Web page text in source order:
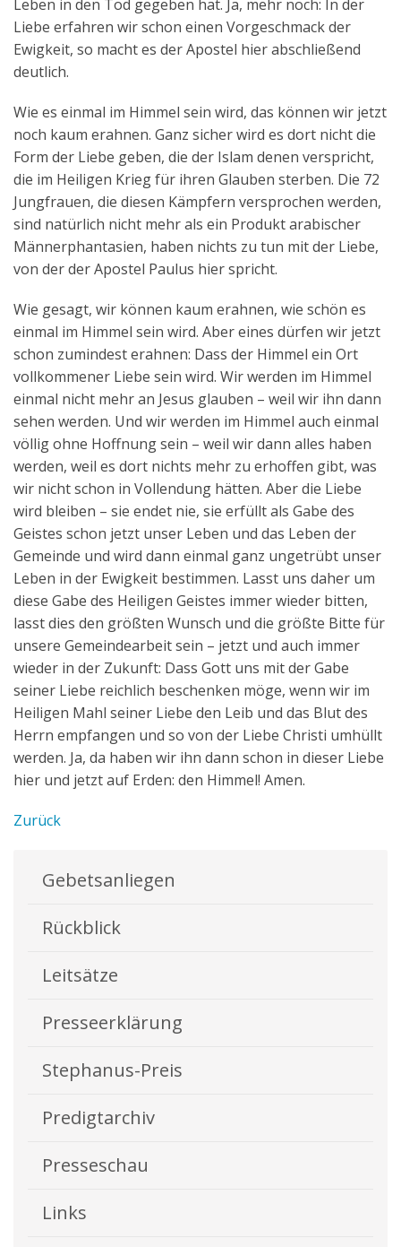
Leben in den Tod gegeben hat. Ja, mehr noch: In der
Liebe erfahren wir schon einen Vorgeschmack der
Ewigkeit, so macht es der Apostel hier abschließend
deutlich.
Wie es einmal im Himmel sein wird, das können wir jetzt
noch kaum erahnen. Ganz sicher wird es dort nicht die
Form der Liebe geben, die der Islam denen verspricht,
die im Heiligen Krieg für ihren Glauben sterben. Die 72
Jungfrauen, die diesen Kämpfern versprochen werden,
sind natürlich nicht mehr als ein Produkt arabischer
Männerphantasien, haben nichts zu tun mit der Liebe,
von der der Apostel Paulus hier spricht.
Wie gesagt, wir können kaum erahnen, wie schön es
einmal im Himmel sein wird. Aber eines dürfen wir jetzt
schon zumindest erahnen: Dass der Himmel ein Ort
vollkommener Liebe sein wird. Wir werden im Himmel
einmal nicht mehr an Jesus glauben – weil wir ihn dann
sehen werden. Und wir werden im Himmel auch einmal
völlig ohne Hoffnung sein – weil wir dann alles haben
werden, weil es dort nichts mehr zu erhoffen gibt, was
wir nicht schon in Vollendung hätten. Aber die Liebe
wird bleiben – sie endet nie, sie erfüllt als Gabe des
Geistes schon jetzt unser Leben und das Leben der
Gemeinde und wird dann einmal ganz ungetrübt unser
Leben in der Ewigkeit bestimmen. Lasst uns daher um
diese Gabe des Heiligen Geistes immer wieder bitten,
lasst dies den größten Wunsch und die größte Bitte für
unsere Gemeindearbeit sein – jetzt und auch immer
wieder in der Zukunft: Dass Gott uns mit der Gabe
seiner Liebe reichlich beschenken möge, wenn wir im
Heiligen Mahl seiner Liebe den Leib und das Blut des
Herrn empfangen und so von der Liebe Christi umhüllt
werden. Ja, da haben wir ihn dann schon in dieser Liebe
hier und jetzt auf Erden: den Himmel! Amen.
Zurück
Gebetsanliegen
Rückblick
Leitsätze
Presseerklärung
Stephanus-Preis
Predigtarchiv
Presseschau
Links